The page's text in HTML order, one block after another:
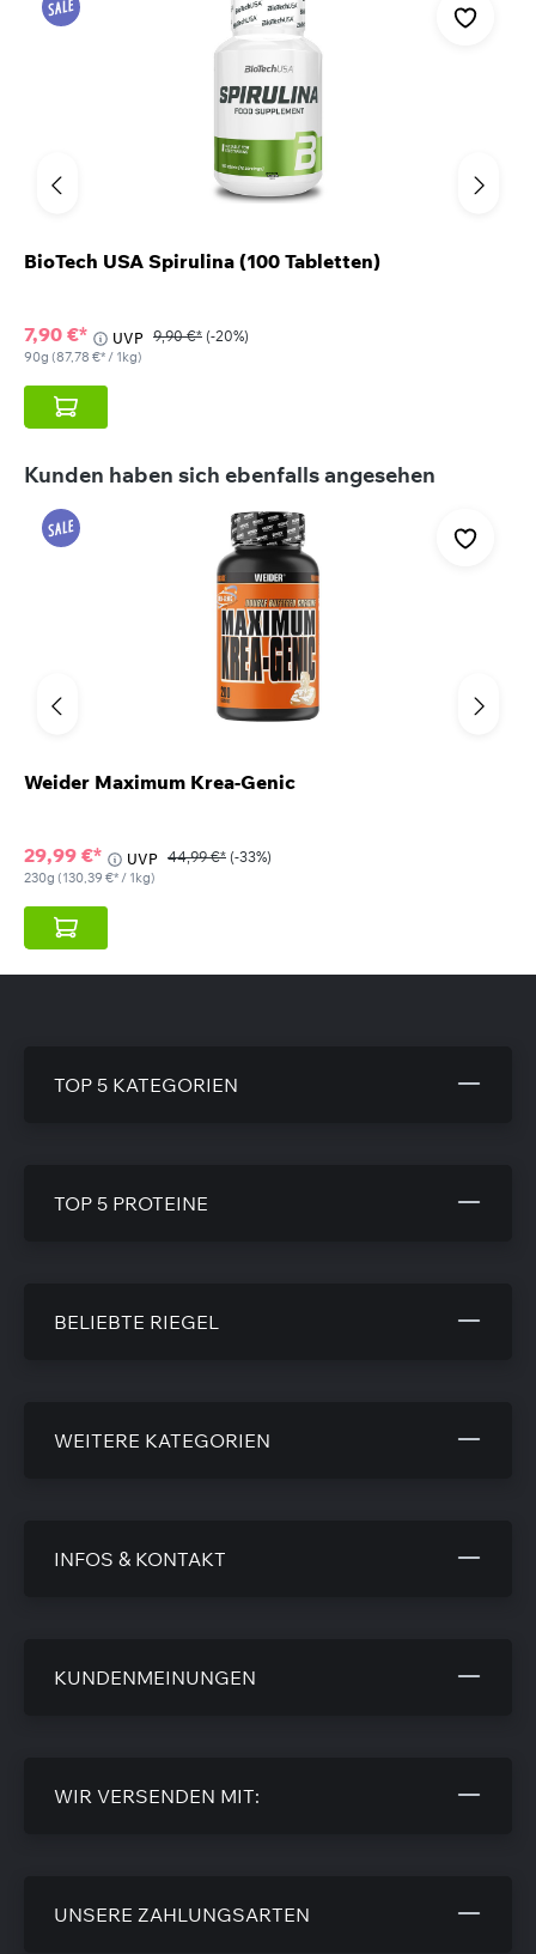
BioTech USA Spirulina (100 Tabletten)
7,90 €* UVP 9,90 €* (-20%)
90g (87,78 €* / 1kg)
Produktgalerie überspringen
Kunden haben sich ebenfalls angesehen
Weider Maximum Krea-Genic
29,99 €* UVP 44,99 €* (-33%)
230g (130,39 €* / 1kg)
TOP 5 KATEGORIEN
TOP 5 PROTEINE
BELIEBTE RIEGEL
WEITERE KATEGORIEN
INFOS & KONTAKT
KUNDENMEINUNGEN
WIR VERSENDEN MIT:
UNSERE ZAHLUNGSARTEN